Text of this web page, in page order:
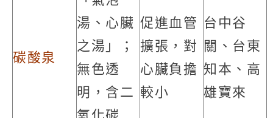
碳酸泉
湯、心臟
之湯」；
無色透
明，含二
促進血管
擴張，對
心臟負擔
較小
台中谷
關、台東
知本、高
雄寶來